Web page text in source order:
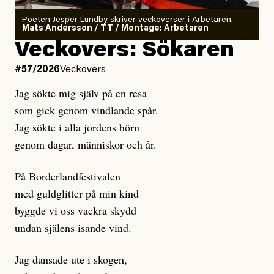
rekryteras och vad hon möter i den autonoma miljön.
Kuhn och Sassarinis-McGowan hävdar att
Dagens ETC arbetar med ”opålitliga källor” för att
klickbete är inte intressant för Dagens ETC.
Journalistiken är låst. En klatschig men korrekt rubrik
gör förhoppningsvis att en nyfiken beställer
prenumeration, men den avslutas sekunder senare om
dessa granskningar på olika källor, alltifrån domar till
en mängd intervjupersoner, inklusive generös
möjlighet att bemöta för såväl personen vars motiv att
engagera sig i Palestinarörelsen ifrågasätts som de
grupper där Säpo-resursen samlade in uppgifter.
Researchen är grundlig.
Poeten Jesper Lundby skriver veckoverser i Arbetaren.
Mats Andersson / TT / Montage: Arbetaren
Veckovers: Sökaren
#57/2026Veckovers
Jag sökte mig själv på en resa
som gick genom vindlande spår.
Jag sökte i alla jordens hörn
genom dagar, människor och år.
På Borderlandfestivalen
med guldglitter på min kind
byggde vi oss vackra skydd
undan själens isande vind.
Jag dansade ute i skogen,